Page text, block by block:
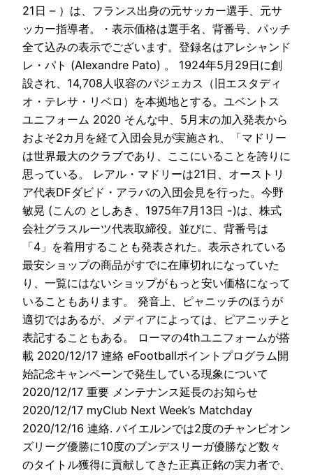
21日 – ）は、フランス出身の元サッカー選手、元サ
ッカー指導者。・表示価格は選手名、背番号、パッチ
全て込みの表示でございます。登録名はアレシャンド
レ・パト (Alexandre Pato) 。 1924年5月29日に創
設され、14,708人収容のバジェカス（旧エスタディ
オ・テレサ・リベロ）を本拠地とする。ユベントス
ユニフォーム 2020 そんな中、5月末の加入発表から
およそ2カ月を経て入団会見が実施され、「マドリー
は世界最大のクラブであり、ここにいることを誇りに
思っている。 レアル・マドリーは21日、オーストリ
ア代表DFダビド・アラバの入団会見を行った。今野
敏晃 (こんの としあき、1975年7月13日 -)は、株式
会社グラスルーツ代表取締役。並びに、背番号は
「4」を着用することも発表された。表示されている
最安ショップの商品がすでに在庫切れになっていた
り、一覧にはないショップがもっと安い価格になって
いることもあります。 発音上、ピャニッチのほうが
適切ではあるが、メディアによっては、ピアニッチと
表記することもある。 ローマの4thユニフォームが搭
載 2020/12/17 連絡 eFootballポイントプログラム開
始記念キャンペーンで発生している現象について
2020/12/17 重要 メンテナンス延長のお知らせ
2020/12/17 myClub Next Week’s Matchday
2020/12/16 連絡. バイエルンでは2度のチャンピオン
ズリーグ優勝に10度のブンデスリーガ優勝など数々
のタイトル獲得に貢献してきた正真正銘の実力者で、